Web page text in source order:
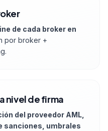
de cada broker en
por broker +
nivel de firma
del proveedor AML,
sanciones, umbrales